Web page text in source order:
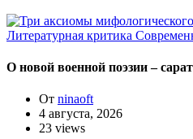
Литературная критика
О новой военной поэзии –
От ninaoft
4 августа, 2026
23 views